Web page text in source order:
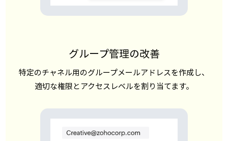
グループ管理の改善
特定のチャネル用のグループメールアドレスを作成し、
適切な権限とアクセスレベルを割り当てます。